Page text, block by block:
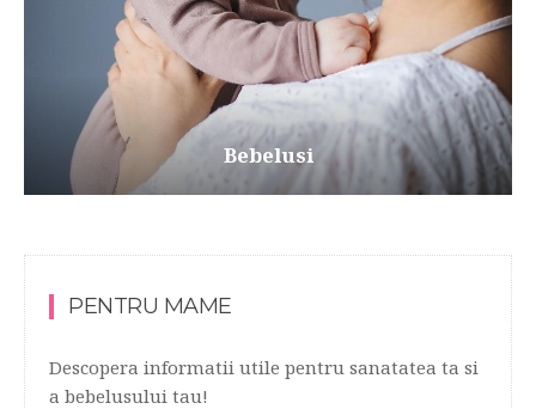
Bebelusi
PENTRU MAME
Descopera informatii utile pentru sanatatea ta si
a bebelusului tau!